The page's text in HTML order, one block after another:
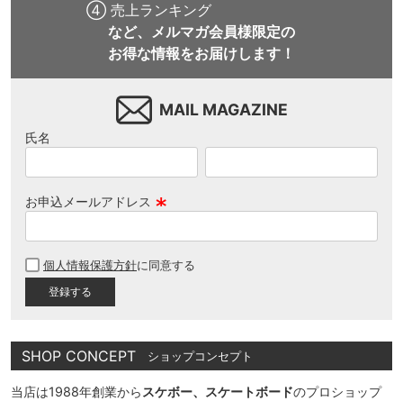
④ 売上ランキング
など、メルマガ会員様限定の
お得な情報をお届けします！
MAIL MAGAZINE
氏名
お申込メールアドレス
須
個人情報保護方針に同意する
SHOP CONCEPT ショップコンセプト
当店は1988年創業から スケボー、スケートボードのプロショップ